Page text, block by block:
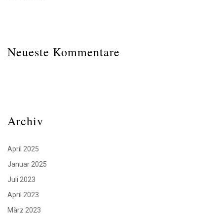
Neueste Kommentare
Archiv
April 2025
Januar 2025
Juli 2023
April 2023
März 2023